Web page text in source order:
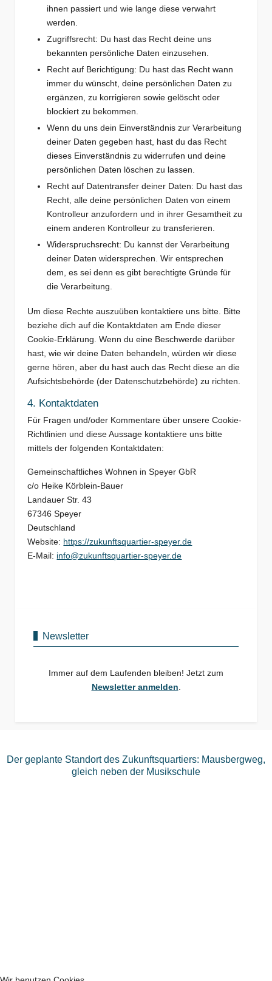
ihnen passiert und wie lange diese verwahrt
werden.
Zugriffsrecht: Du hast das Recht deine uns
bekannten persönliche Daten einzusehen.
Recht auf Berichtigung: Du hast das Recht wann
immer du wünscht, deine persönlichen Daten zu
ergänzen, zu korrigieren sowie gelöscht oder
blockiert zu bekommen.
Wenn du uns dein Einverständnis zur Verarbeitung
deiner Daten gegeben hast, hast du das Recht
dieses Einverständnis zu widerrufen und deine
persönlichen Daten löschen zu lassen.
Recht auf Datentransfer deiner Daten: Du hast das
Recht, alle deine persönlichen Daten von einem
Kontrolleur anzufordern und in ihrer Gesamtheit zu
einem anderen Kontrolleur zu transferieren.
Widerspruchsrecht: Du kannst der Verarbeitung
deiner Daten widersprechen. Wir entsprechen
dem, es sei denn es gibt berechtigte Gründe für
die Verarbeitung.
Um diese Rechte auszuüben kontaktiere uns bitte. Bitte
beziehe dich auf die Kontaktdaten am Ende dieser
Cookie-Erklärung. Wenn du eine Beschwerde darüber
hast, wie wir deine Daten behandeln, würden wir diese
gerne hören, aber du hast auch das Recht diese an die
Aufsichtsbehörde (der Datenschutzbehörde) zu richten.
4. Kontaktdaten
Für Fragen und/oder Kommentare über unsere Cookie-
Richtlinien und diese Aussage kontaktiere uns bitte
mittels der folgenden Kontaktdaten:
Gemeinschaftliches Wohnen in Speyer GbR
c/o Heike Körblein-Bauer
Landauer Str. 43
67346 Speyer
Deutschland
Website: https://zukunftsquartier-speyer.de
E-Mail: info@zukunftsquartier-speyer.de
Newsletter
Immer auf dem Laufenden bleiben! Jetzt zum
Newsletter anmelden
Der geplante Standort des Zukunftsquartiers: Mausbergweg,
gleich neben der Musikschule